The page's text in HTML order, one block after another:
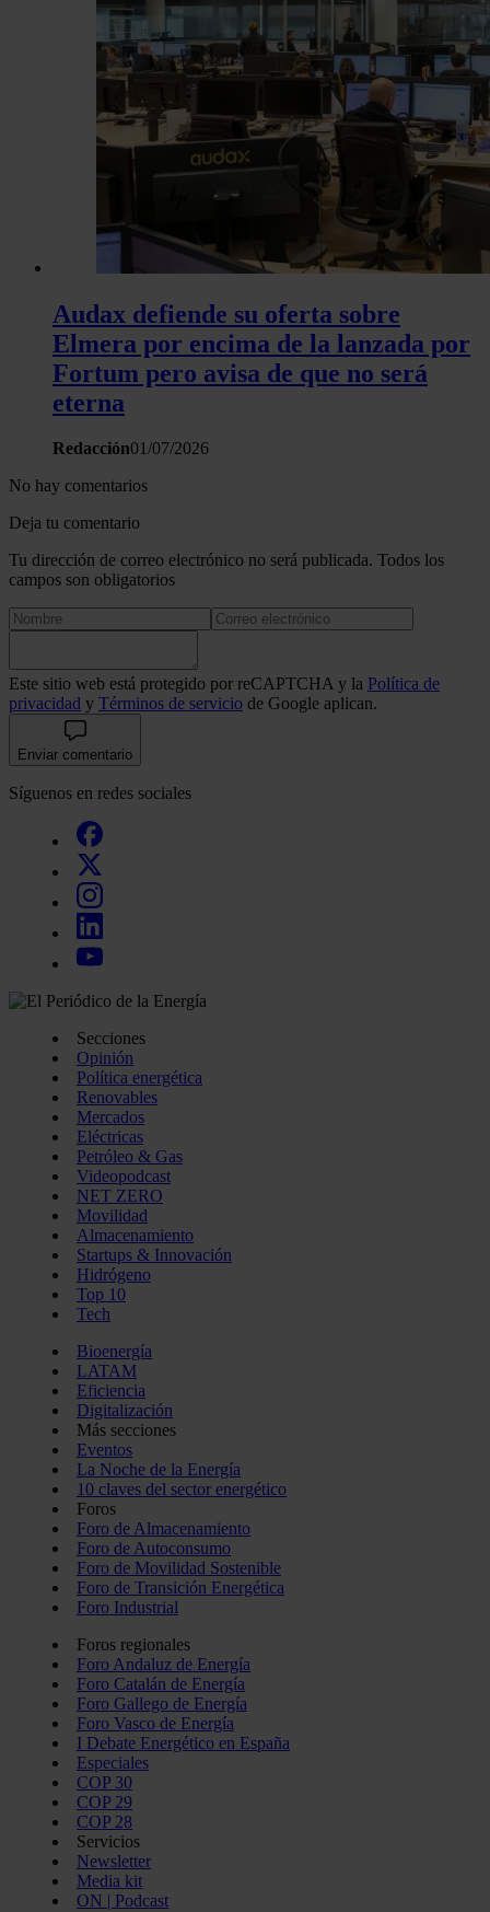
Audax defiende su oferta sobre
Elmera por encima de la lanzada por
Fortum pero avisa de que no será
eterna
Redacción01/07/2026
No hay comentarios
Deja tu comentario
Tu dirección de correo electrónico no será publicada. Todos los
campos son obligatorios
Este sitio web está protegido por reCAPTCHA y la Política de
privacidad y Términos de servicio de Google aplican.
Enviar comentario
Síguenos en redes sociales
Secciones
Opinión
Política energética
Renovables
Mercados
Eléctricas
Petróleo & Gas
Videopodcast
NET ZERO
Movilidad
Almacenamiento
Startups & Innovación
Hidrógeno
Top 10
Tech
Bioenergía
LATAM
Eficiencia
Digitalización
Más secciones
Eventos
La Noche de la Energía
10 claves del sector energético
Foros
Foro de Almacenamiento
Foro de Autoconsumo
Foro de Movilidad Sostenible
Foro de Transición Energética
Foro Industrial
Foros regionales
Foro Andaluz de Energía
Foro Catalán de Energía
Foro Gallego de Energía
Foro Vasco de Energía
I Debate Energético en España
Especiales
COP 30
COP 29
COP 28
Servicios
Newsletter
Media kit
ON | Podcast